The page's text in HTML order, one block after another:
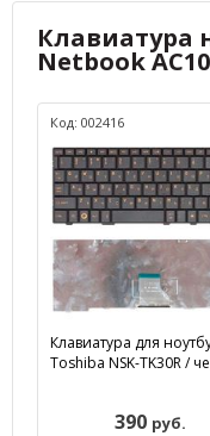
Клавиатура
Netbook
Код: 002416
Клавиатура для
Toshiba NSK-TK30R /
390 руб.